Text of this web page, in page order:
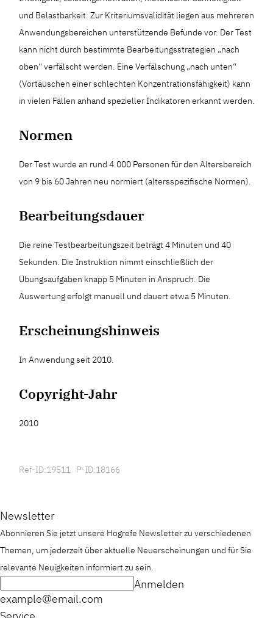
und Belastbarkeit. Zur Kriteriumsvalidität liegen aus mehreren
Anwendungsbereichen unterstützende Befunde vor. Der Test
kann nicht durch bestimmte Bearbeitungsstrategien „nach
oben“ verfälscht werden. Eine Verfälschung „nach unten“
(Vortäuschen einer schlechten Konzentrationsfähigkeit) kann
in vielen Fällen anhand spezieller Indikatoren erkannt werden.
Normen
Der Test wurde an rund 4.000 Personen für den Altersbereich
von 9 bis 60 Jahren neu normiert (altersspezifische Normen).
Bearbeitungsdauer
Die reine Testbearbeitungszeit beträgt 4 Minuten und 40
Sekunden. Die Instruktion nimmt einschließlich der
Übungsaufgaben knapp 5 Minuten in Anspruch. Die
Auswertung erfolgt manuell und dauert etwa 5 Minuten.
Erscheinungshinweis
In Anwendung seit 2010.
Copyright-Jahr
2010
Ref-ID:19511 P-ID:18166
Newsletter
Abonnieren Sie jetzt unsere Hogrefe Newsletter zu verschiedenen
Themen, um jederzeit über aktuelle Neuerscheinungen und für Sie
relevante Neuigkeiten informiert zu sein.
example@email.com
Anmelden